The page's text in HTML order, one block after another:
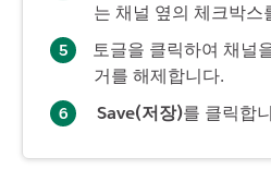
는 채널 옆의 체크박스
토글을 클릭하여 채널
거를 해제합니다.
Save(저장)를 클릭합